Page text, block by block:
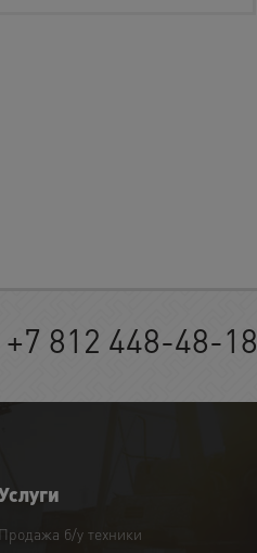
+7 812 448-48-18
Продажа б/у техники